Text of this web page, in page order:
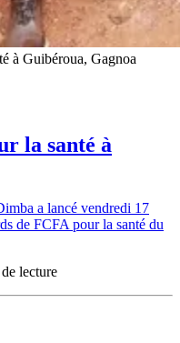
à Guibéroua, Gagnoa
la santé à
a lancé vendredi 17
de FCFA pour la santé du
lecture